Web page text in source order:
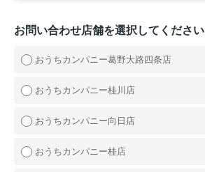
お問い合わせ店舗を選択してください
おうちカンパニー葛野大路四条店
おうちカンパニー桂川店
おうちカンパニー向日店
おうちカンパニー桂店